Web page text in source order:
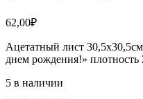
62,00₽
Ацетатный лист
днем рождения!» плотность
5 в наличии